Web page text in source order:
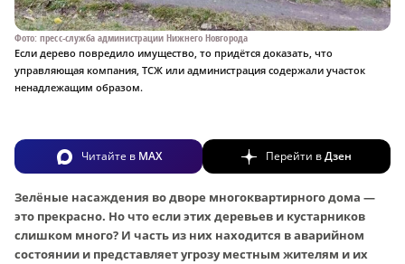
Фото: пресс-служба администрации Нижнего Новгорода
Если дерево повредило имущество, то придётся доказать, что
управляющая компания, ТСЖ или администрация содержали участок
ненадлежащим образом.
Читайте в MAX Перейти вДзен
Зелёные насаждения во дворе многоквартирного дома —
это прекрасно. Но что если этих деревьев и кустарников
слишком много? И часть из них находится в аварийном
состоянии и представляет угрозу местным жителям и их